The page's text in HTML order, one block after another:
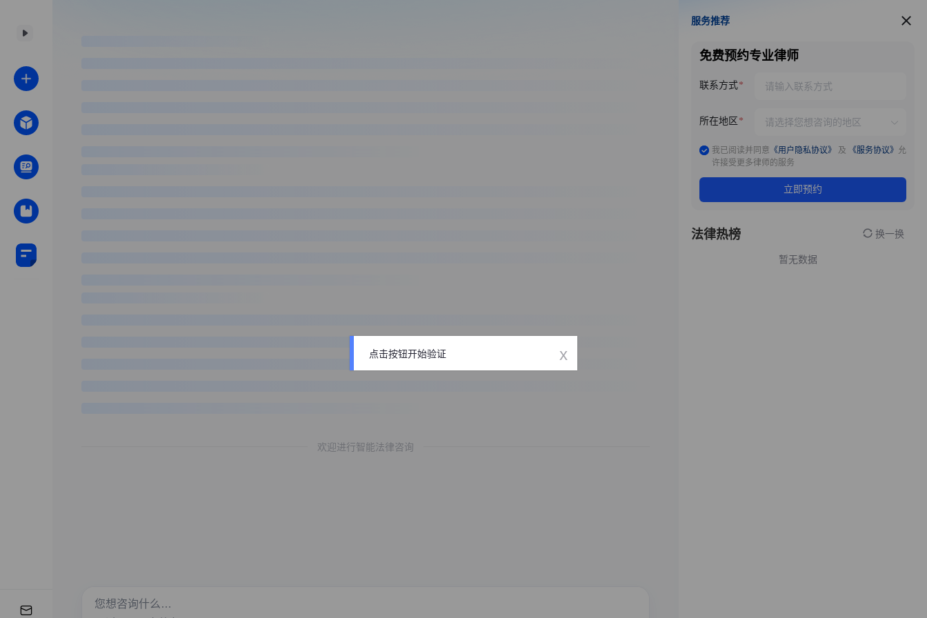
欢迎进行智能法律咨询
服务推荐
服务推荐
免费预约专业律师
联系方式
所在地区
我已阅读并同意 《用户隐私协议》 及 《服务协议》 允
许接受更多律师的服务
立即预约
法律热榜 换一换
暂无数据
点击按钮开始验证 x